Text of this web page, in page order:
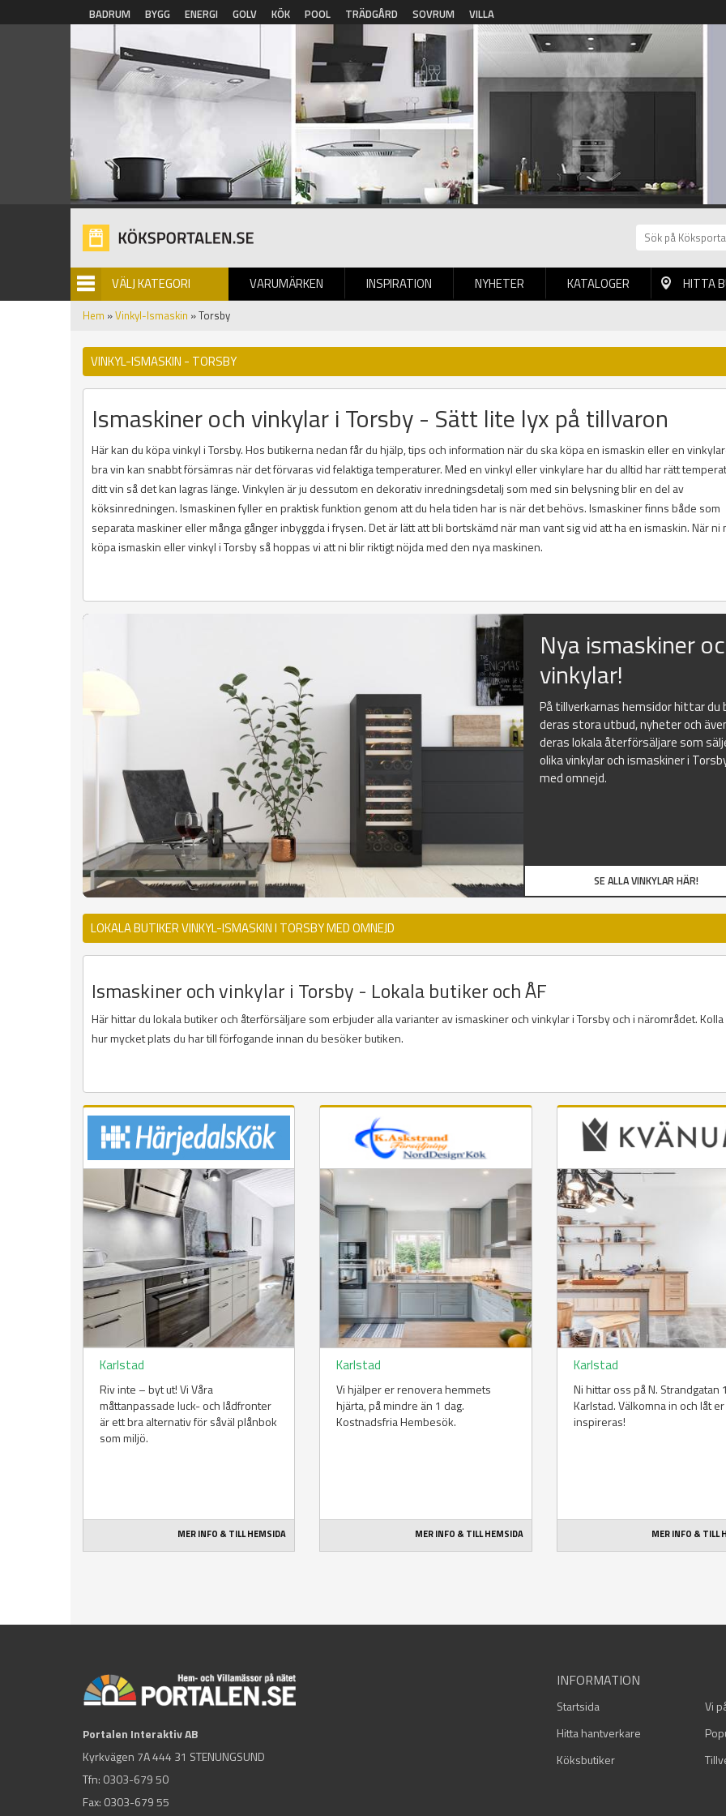
Hoppa till huvudinnehåll
BADRUM BYGG ENERGI GOLV KÖK POOL TRÄDGÅRD SOVRUM VILLA
VÄLJ KATEGORI VARUMÄRKEN INSPIRATION NYHETER
BILDGALLERI KATALOGER HITTA
Hem »Vinkyl-Ismaskin » Torsby
VINKYL-ISMASKIN - TORSBY
Ismaskiner och vinkylar i Torsby - Sätt lite lyx på tillvaron
Här kan du köpa vinkyl i Torsby. Hos butikerna nedan får du hjälp, tips och information när du ska köpa en ismaskin eller en
bra vin kan snabbt försämras när det förvaras vid felaktiga temperaturer. Med en vinkyl eller vinkylare har du alltid har rätt
ditt vin så det kan lagras länge. Vinkylen är ju dessutom en dekorativ inredningsdetalj som med sin belysning blir en del av
köksinredningen. Ismaskinen fyller en praktisk funktion genom att du hela tiden har is när det behövs. Ismaskiner finns både som
separata maskiner eller många gånger inbyggda i frysen. Det är lätt att bli bortskämd när man vant sig vid att ha en ismaskin. När ni
köpa ismaskin eller vinkyl i Torsby så hoppas vi att ni blir riktigt nöjda med den nya maskinen.
Nya ismaskiner
vinkylar!
På tillverkarnas hemsidor hittar du
deras stora utbud, nyheter och
deras lokala återförsäljare som
olika vinkylar och ismaskiner i
med omnejd.
SE ALLA VINKYLAR HÄR!
LOKALA BUTIKER VINKYL-ISMASKIN I TORSBY MED OMNEJD
Ismaskiner och vinkylar i Torsby - Lokala butiker och ÅF
Här hittar du lokala butiker och återförsäljare som erbjuder alla varianter av ismaskiner och vinkylar i Torsby och i närområdet.
hur mycket plats du har till förfogande innan du besöker butiken.
Karlstad
Riv inte – byt ut! Vi Våra
måttanpassade luck- och lådfronter
är ett bra alternativ för såväl plånbok
som miljö.
MER INFO & TILL HEMSIDA
Karlstad
Vi hjälper er renovera hemmets
hjärta, på mindre än 1 dag.
Kostnadsfria Hembesök.
MER INFO & TILL HEMSIDA
Karlstad
Ni hittar oss på N. Strandgatan
Karlstad. Välkomna in och låt er
inspireras!
MER INFO & TILL
Portalen Interaktiv AB
Kyrkvägen 7A 444 31 STENUNGSUND
Tfn: 0303-679 50
Fax: 0303-679 55
INFORMATION
Startsida
Vi
Hitta hantverkare
Köksbutiker